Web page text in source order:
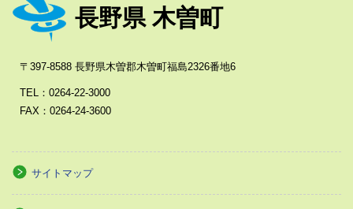
長野県 木曽町
〒397-8588 長野県木曽郡木曽町福島2326番地6
TEL：0264-22-3000
FAX：0264-24-3600
サイトマップ